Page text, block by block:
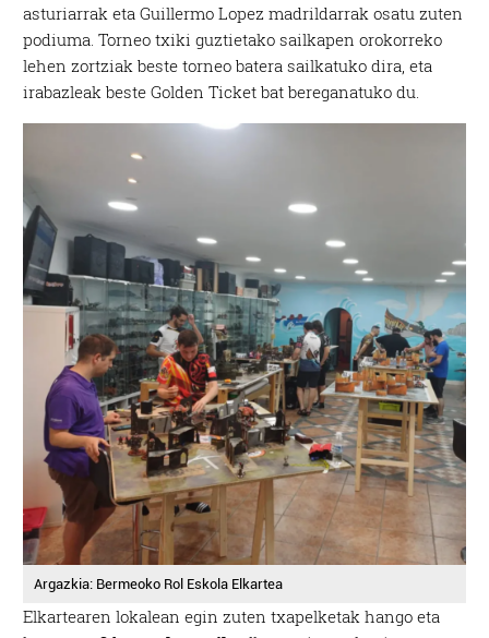
asturiarrak eta Guillermo Lopez madrildarrak osatu zuten
podiuma. Torneo txiki guztietako sailkapen orokorreko
lehen zortziak beste torneo batera sailkatuko dira, eta
irabazleak beste Golden Ticket bat bereganatuko du.
Argazkia: Bermeoko Rol Eskola Elkartea
Elkartearen lokalean egin zuten txapelketak hango eta